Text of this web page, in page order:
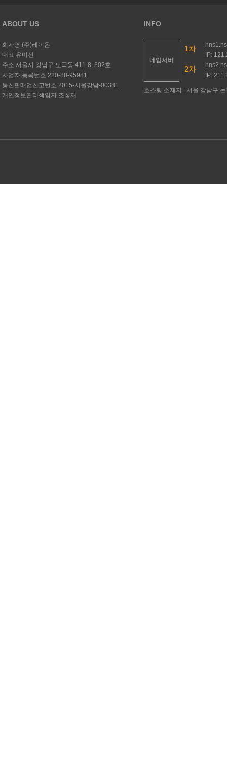
ABOUT US
회사명 (주)레이온
대표 유미선
주소 서울시 강남구 도곡동 411-8, 302호
사업자 등록번호 220-88-95981
통신판매업신고번호 2015-서울강남-00381
개인정보관리책임자 조성재
INFO
네임서버
1차
IP:
2차
IP:
호스팅 소재지 : 서울 강남구